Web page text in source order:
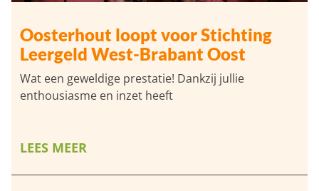
Oosterhout loopt voor Stichting
Leergeld West-Brabant Oost
Wat een geweldige prestatie! Dankzij jullie
enthousiasme en inzet heeft
LEES MEER